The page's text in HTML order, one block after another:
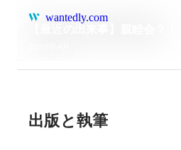
wantedly.com
出版と執筆